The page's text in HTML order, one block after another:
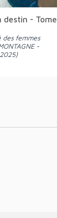
destin - Tome
-